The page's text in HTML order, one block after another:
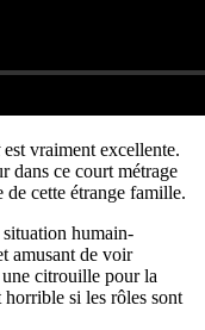
est vraiment excellente.
dans ce court métrage
de cette étrange famille.
situation humain-
amusant de voir
citrouille pour la
si les rôles sont